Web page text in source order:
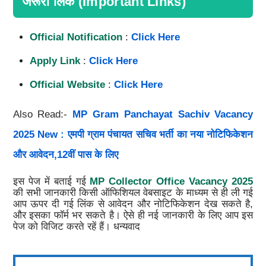
Official Notification: Click Here
Apply Link: Click Here
Official Website: Click Here
Also Read:- MP Gram Panchayat Sachiv Vacancy
2025 New : एमपी ग्राम पंचायत सचिव भर्ती का नया नोटिफिकेशन
और आवेदन,12वीं पास के लिए
इस पेज में बताई गई MP Collector Office Vacancy 2025
की सभी जानकारी किसी ऑफिशियल वेबसाइट के माध्यम से ही ली गई
आप ऊपर दी गई लिंक से आवेदन और नोटिफिकेशन देख सकते है,
और इसका फॉर्म भर सकते है। ऐसे ही नई जानकारी के लिए आप इस
पेज को विजिट करते रहें हैं। धन्यवाद